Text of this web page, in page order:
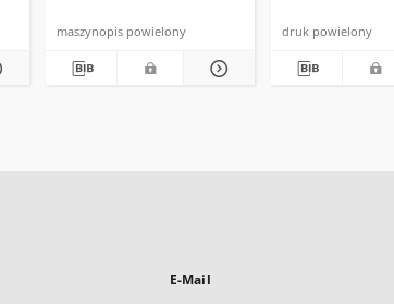
maszynopis powielony druk powielony
E-Mail